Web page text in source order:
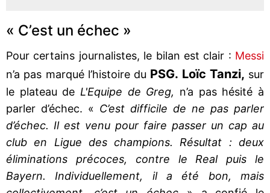
« C’est un échec »
Pour certains journalistes, le bilan est clair : Messi
n’a pas marqué l’histoire du PSG. Loïc Tanzi, sur
le plateau de L'Equipe de Greg, n’a pas hésité à
parler d’échec. « C’est difficile de ne pas parler
d’échec. Il est venu pour faire passer un cap au
club en Ligue des champions. Résultat : deux
éliminations précoces, contre le Real puis le
Bayern. Individuellement, il a été bon, mais